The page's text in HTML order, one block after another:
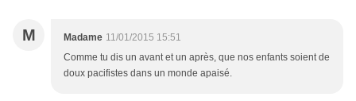
M Madame 11/01/2015 15:51
Comme tu dis un avant et un après, que nos enfants soient de
doux pacifistes dans un monde apaisé.